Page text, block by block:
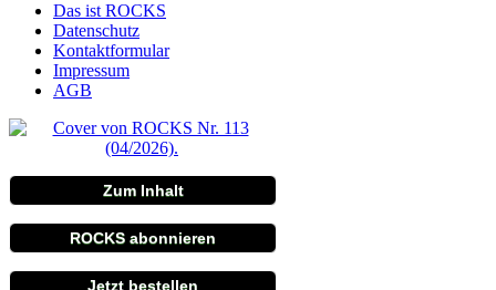
Das ist ROCKS
Datenschutz
Kontaktformular
Impressum
AGB
Zum Inhalt
ROCKS abonnieren
Jetzt bestellen